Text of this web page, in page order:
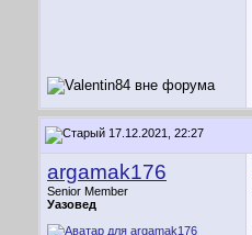
17.12.2021, 22:27
argamak176
Senior Member
Уазовед